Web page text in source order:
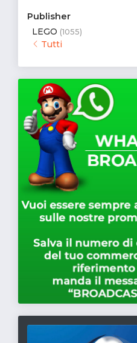
Publisher
LEGO (1055)
Tutti